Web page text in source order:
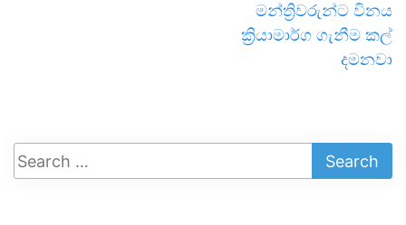
මන්ත්‍රිවරුන්ට විනය
ක්‍රියාමාර්ග ගැනීම කල්
දමනවා